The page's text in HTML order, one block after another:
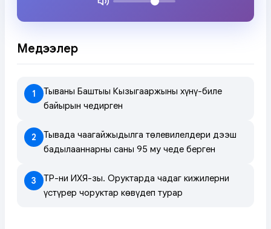
Медээлер
1
Тываның Баштыңы Кызыгааржының хүнү-биле
байырын чедирген
2
Тывада чаагайжыдылга төлевилелдери дээш
бадылааннарның саны 95 муң чеде берген
3
ТР-ниң ИХЯ-зы. Оруктарда чадаг кижилерни
үстүрер чоруктар көвүдеп турар